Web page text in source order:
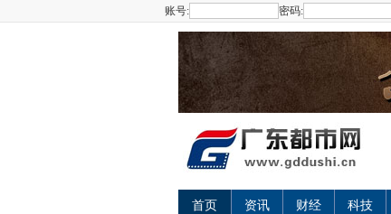
账号: 密码:
首页 资讯 财经 科技